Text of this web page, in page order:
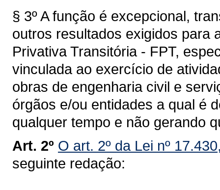
§ 3º A função é excepcional,
outros resultados exigidos para
Privativa Transitória - FPT,
vinculada ao exercício de
obras de engenharia civil e
órgãos e/ou entidades a qual é
qualquer tempo e não gerando
Art. 2º O art. 2º da Lei nº
seguinte redação: